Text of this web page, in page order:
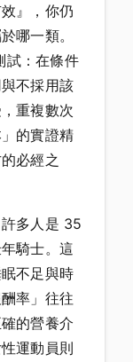
』，你仍
哪一類。
試：在條件
不採用該
重複數次
的實證精
必經之
多人是 35
騎士。這
不足與時
率」往往
的營養介
運動員則